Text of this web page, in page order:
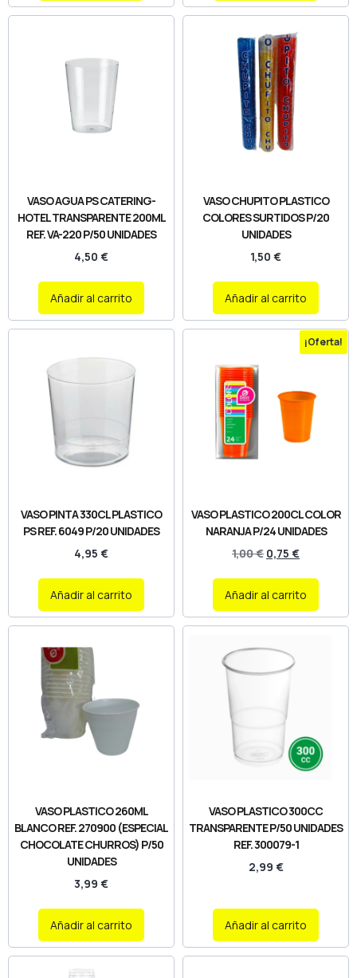
VASO AGUA PS CATERING-
HOTEL TRANSPARENTE 200ML
REF. VA-220 P/50 UNIDADES
4,50 €
Añadir al carrito
VASO CHUPITO PLASTICO
COLORES SURTIDOS P/20
UNIDADES
1,50 €
Añadir al carrito
VASO PINTA 330CL PLASTICO
PS REF. 6049 P/20 UNIDADES
4,95 €
Añadir al carrito
¡Oferta!
VASO PLASTICO 200CL COLOR
NARANJA P/24 UNIDADES
1,00€ 0,75 €
Añadir al carrito
VASO PLASTICO 260ML
BLANCO REF. 270900 (ESPECIAL
CHOCOLATE CHURROS) P/50
UNIDADES
3,99 €
Añadir al carrito
VASO PLASTICO 300CC
TRANSPARENTE P/50 UNIDADES
REF. 300079-1
2,99 €
Añadir al carrito